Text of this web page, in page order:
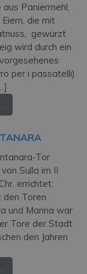
Paniermehl,
die mit
gewürzt
wird durch ein
per i passatelli)
Tor
Sulla im II
errichtet:
den Toren
und Marina war
Tore der Stadt
den Jahren